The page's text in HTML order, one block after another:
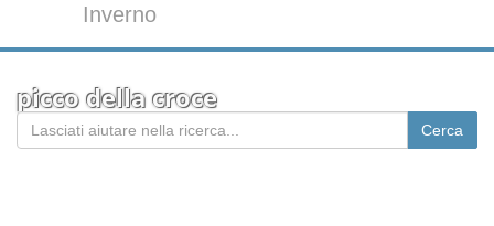
Inverno
picco della croce